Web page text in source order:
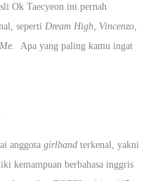
Ok Taecyeon ini pernah
seperti Dream High, Vincenzo,
Apa yang paling kamu ingat
anggotagirlbandterkenal, yakni
kemampuan berbahasa inggris